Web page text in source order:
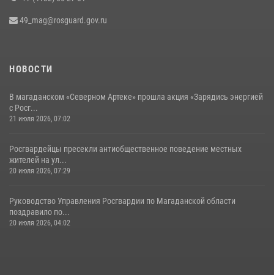
49_mag@rosguard.gov.ru
НОВОСТИ
В магаданском «Северном Артеке» прошла акция «Зарядись энергией
с Росг...
21 июля 2026, 07:02
Росгвардейцы пресекли антиобщественное поведение местных
жителей на ул...
20 июля 2026, 07:29
Руководство Управления Росгвардии по Магаданской области
поздравило по...
20 июля 2026, 04:02